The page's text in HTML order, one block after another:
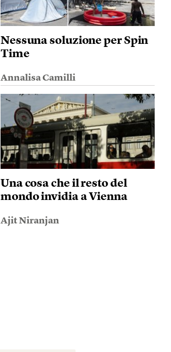
Nessuna soluzione per Spin
Time
Annalisa Camilli
Una cosa che il resto del
mondo invidia a Vienna
Ajit Niranjan